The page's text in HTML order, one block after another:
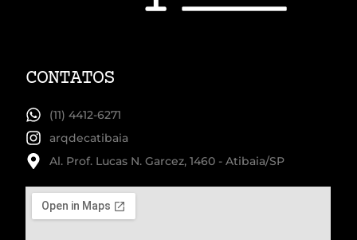
CONTATOS
(11) 4412-6271
arqdecatibaia
Al. Prof. Lucas N. Garcez, 1460 - Atibaia/SP